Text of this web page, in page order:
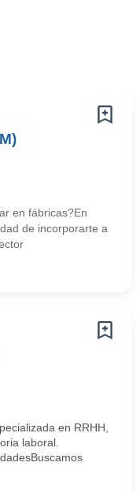
en fábricas?En
de incorporarte a
en RRHH,
laboral.